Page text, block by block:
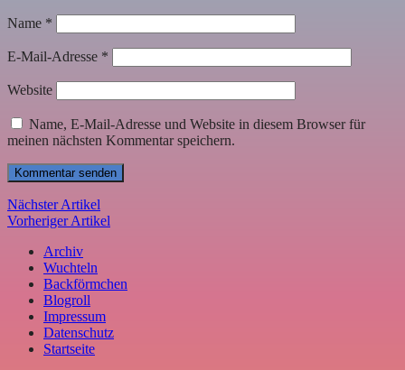
Name *
E-Mail-Adresse *
Website
Name, E-Mail-Adresse und Website in diesem Browser für
meinen nächsten Kommentar speichern.
Nächster Artikel
Vorheriger Artikel
Archiv
Wuchteln
Backförmchen
Blogroll
Impressum
Datenschutz
Startseite